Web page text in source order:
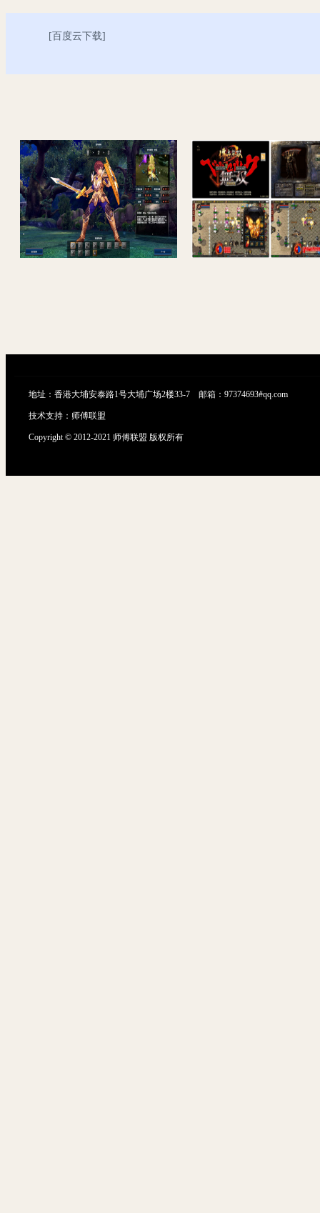
[ 百度云下载]
地址：香港大埔安泰路1号大埔广场2楼33-7 邮箱：97374693#qq.com
技术支持： 师傅联盟
Copyright © 2012-2021 师傅联盟 版权所有